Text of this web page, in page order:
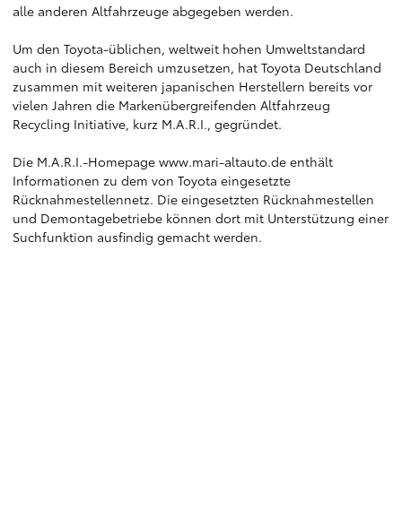
alle anderen Altfahrzeuge abgegeben werden.
Um den Toyota-üblichen, weltweit hohen Umweltstandard
auch in diesem Bereich umzusetzen, hat Toyota Deutschland
zusammen mit weiteren japanischen Herstellern bereits vor
vielen Jahren die Markenübergreifenden Altfahrzeug
Recycling Initiative, kurz M.A.R.I., gegründet.
Die M.A.R.I.-Homepage www.mari-altauto.de enthält
Informationen zu dem von Toyota eingesetzte
Rücknahmestellennetz. Die eingesetzten Rücknahmestellen
und Demontagebetriebe können dort mit Unterstützung einer
Suchfunktion ausfindig gemacht werden.